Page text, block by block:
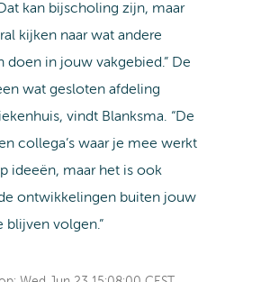
kan bijscholing zijn, maar
kijken naar wat andere
doen in jouw vakgebied.” De
wat gesloten afdeling
vindt Blanksma. “De
collega’s waar je mee werkt
ideeën, maar het is ook
ontwikkelingen buiten jouw
blijven volgen.”